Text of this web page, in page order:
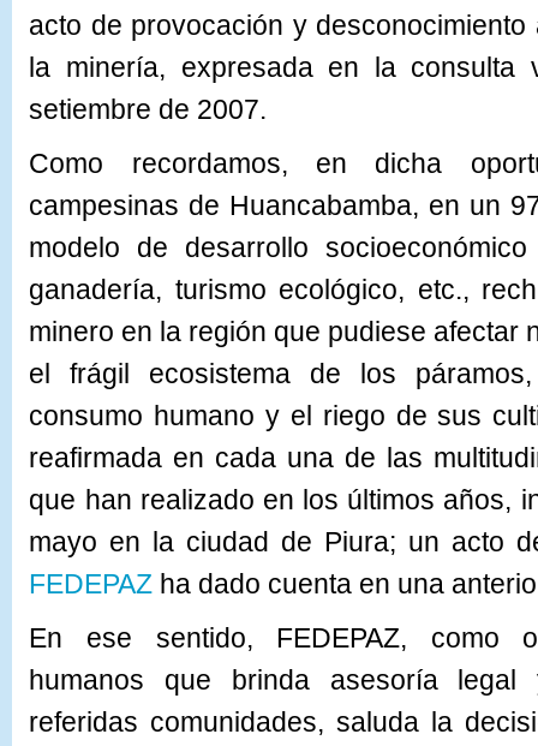
acto de provocación y
la minería, expresada en la consulta
setiembre de 2007.
Como recordamos, en dicha
campesinas de Huancabamba, en un
modelo de desarrollo
ganadería, turismo ecológico, etc.,
minero en la región que pudiese afectar
el frágil ecosistema de los
consumo humano y el riego de sus
reafirmada en cada una de las
que han realizado en los últimos años,
mayo en la ciudad de Piura; un acto
FEDEPAZ ha dado cuenta en una
En ese sentido, FEDEPAZ, como
humanos que brinda asesoría
referidas comunidades, saluda la